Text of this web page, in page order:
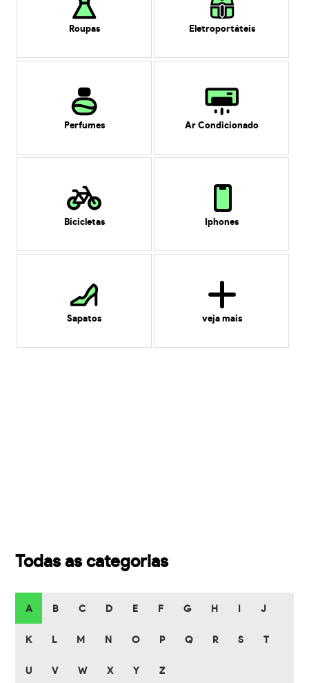
Roupas Eletroportáteis
Perfumes Ar Condicionado
Bicicletas Iphones
Sapatos veja mais
Todas as categorias
A B C D E F G H J
K L M N O P Q R S T
U V W X Y Z